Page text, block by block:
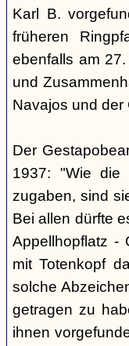
Karl B.
früheren
ebenfalls am
und
Navajos und der
Der
1937: "Wie die
zugaben, sind
Bei allen dürfte
Appellhopflatz -
mit Totenkopf
solche
getragen zu
ihnen